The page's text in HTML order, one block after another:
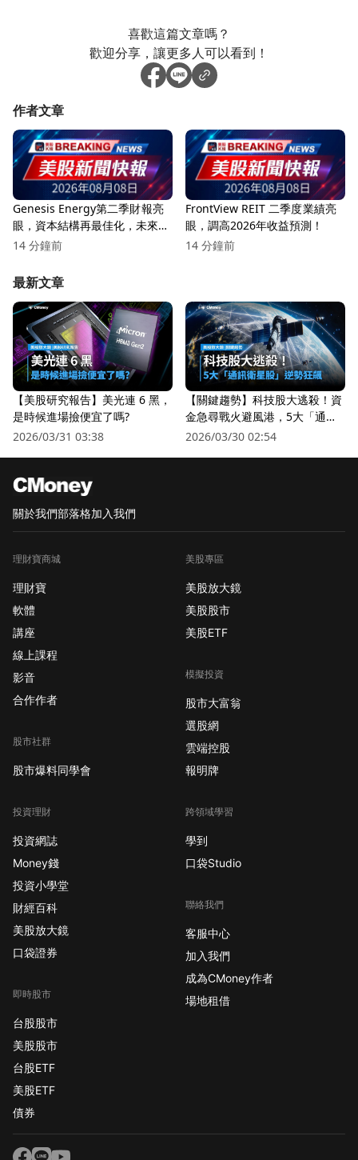
喜歡這篇文章嗎？
歡迎分享，讓更多人可以看到！
作者文章
Genesis Energy第二季財報亮
眼，資本結構再最佳化，未來展
望可期！
14 分鐘前
FrontView REIT 二季度業績亮
眼，調高2026年收益預測！
14 分鐘前
最新文章
【美股研究報告】美光連 6 黑，
是時候進場撿便宜了嗎?
2026/03/31 03:38
【關鍵趨勢】科技股大逃殺！資
金急尋戰火避風港，5大「通訊
衛星股」逆勢狂飆
2026/03/30 02:54
關於我們部落格加入我們
理財寶商城
理財寶
軟體
講座
線上課程
影音
合作作者
股市社群
股市爆料同學會
投資理財
投資網誌
Money錢
投資小學堂
財經百科
美股放大鏡
口袋證券
即時股市
台股股市
美股股市
台股ETF
美股ETF
債券
美股專區
美股放大鏡
美股股市
美股ETF
模擬投資
股市大富翁
選股網
雲端控股
報明牌
跨領域學習
學到
口袋Studio
聯絡我們
客服中心
加入我們
成為CMoney作者
場地租借